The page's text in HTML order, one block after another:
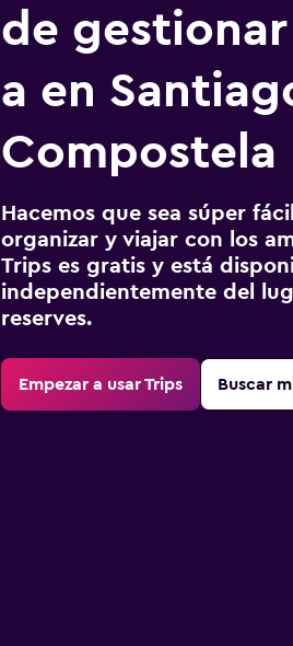
de
a en
Compostela
Hacemos que sea súper
organizar y viajar con los
Trips es gratis y está
independientemente del
reserves.
Empezar a usar Trips Buscar